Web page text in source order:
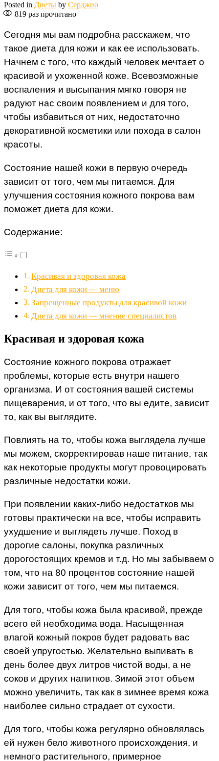
Posted in Диеты by Серджио
819 раз прочитано
Сегодня мы вам подробна расскажем, что
такое диета для кожи и как ее использовать.
Начнем с того, что каждый человек мечтает о
красивой и ухоженной коже. Всевозможные
воспаления и высыпания мягко говоря не
радуют нас своим появлением и для того,
чтобы избавиться от них, недостаточно
декоративной косметики или похода в салон
красоты.
Состояние нашей кожи в первую очередь
зависит от того, чем мы питаемся. Для
улучшения состояния кожного покрова вам
поможет диета для кожи.
Содержание:
Красивая и здоровая кожа
Диета для кожи — меню
Запрещенные продукты для красивой кожи
Диета для кожи — мнение специалистов
Красивая и здоровая кожа
Состояние кожного покрова отражает
проблемы, которые есть внутри нашего
организма. И от состояния вашей системы
пищеварения, и от того, что вы едите, зависит
то, как вы выглядите.
Повлиять на то, чтобы кожа выглядела лучше
мы можем, скорректировав наше питание, так
как некоторые продукты могут провоцировать
различные недостатки кожи.
При появлении каких-либо недостатков мы
готовы практически на все, чтобы исправить
ухудшение и выглядеть лучше. Поход в
дорогие салоны, покупка различных
дорогостоящих кремов и т.д. Но мы забываем о
том, что на 80 процентов состояние нашей
кожи зависит от того, чем мы питаемся.
Для того, чтобы кожа была красивой, прежде
всего ей необходима вода. Насыщенная
влагой кожный покров будет радовать вас
своей упругостью. Желательно выпивать в
день более двух литров чистой воды, а не
соков и других напитков. Зимой этот объем
можно увеличить, так как в зимнее время кожа
наиболее сильно страдает от сухости.
Для того, чтобы кожа регулярно обновлялась
ей нужен бело животного происхождения, и
немного растительного, примерное